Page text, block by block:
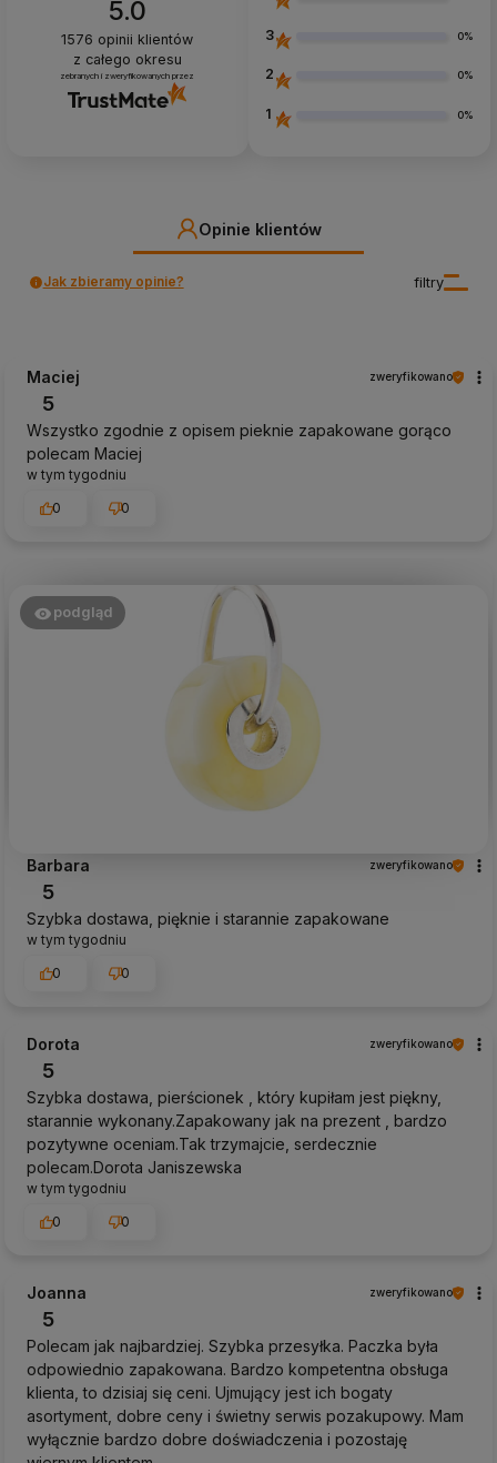
5.0
1576 opinii klientów
z całego okresu
zebranych i zweryfikowanych przez
3 0%
2 0%
1 0%
Opinie klientów
filtry
Jak zbieramy opinie?
Maciej zweryfikowano
5
Wszystko zgodnie z opisem pieknie zapakowane gorąco
polecam Maciej
w tym tygodniu
0
0
podgląd
Barbara zweryfikowano
5
Szybka dostawa, pięknie i starannie zapakowane
w tym tygodniu
0
0
Dorota zweryfikowano
5
Szybka dostawa, pierścionek , który kupiłam jest piękny,
starannie wykonany.Zapakowany jak na prezent , bardzo
pozytywne oceniam.Tak trzymajcie, serdecznie
polecam.Dorota Janiszewska
w tym tygodniu
0
0
Joanna zweryfikowano
5
Polecam jak najbardziej. Szybka przesyłka. Paczka była
odpowiednio zapakowana. Bardzo kompetentna obsługa
klienta, to dzisiaj się ceni. Ujmujący jest ich bogaty
asortyment, dobre ceny i świetny serwis pozakupowy. Mam
wyłącznie bardzo dobre doświadczenia i pozostaję